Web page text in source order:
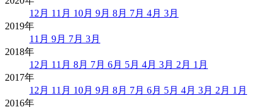
12月 11月 10月 9月 8月 7月 4月 3月
2019年
11月 9月 7月 3月
2018年
12月 11月 8月 7月 6月 5月 4月 3月 2月 1月
2017年
12月 11月 10月 9月 8月 7月 6月 5月 4月 3月 2月 1月
2016年